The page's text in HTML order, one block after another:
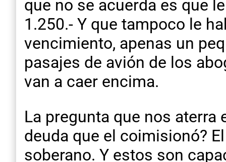
que no se acuerda es que
1.250.- Y que tampoco le
vencimiento, apenas un
pasajes de avión de los
van a caer encima.
La pregunta que nos
deuda que el coimisionó?
soberano. Y estos son